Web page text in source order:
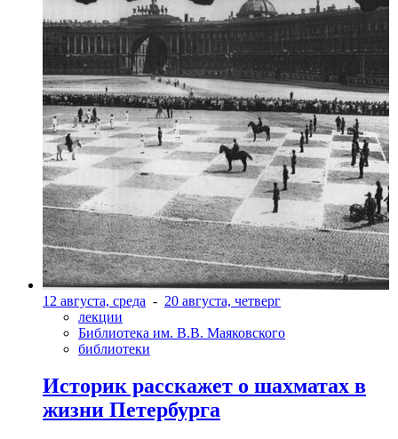
12 августа, среда - 20 августа, четверг
лекции
Библиотека им. В.В. Маяковского
библиотеки
Историк расскажет о шахматах в
жизни Петербурга